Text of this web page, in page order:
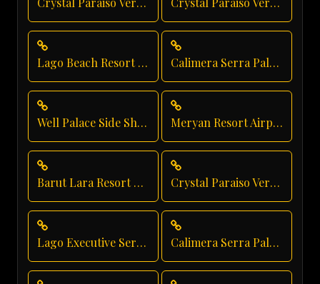
Lago Beach Resort Transfer Calimera Serra Palace Vip Transfer
Well Palace Side Shuttle Service Meryan Resort Airport Transfer
Barut Lara Resort Transfer Crystal Paraiso Verde Vip Transfer
Lago Executive Service Calimera Serra Palace Taxi Service